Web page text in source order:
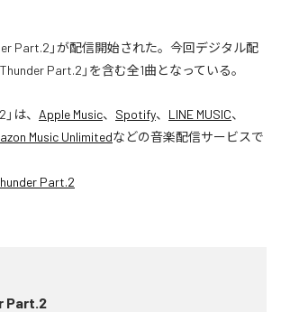
Part.2」が配信開始された。今回デジタル配
Part.2」を含む全1曲となっている。
」は、 Apple Music、 Spotify、 LINE MUSIC、
Music Unlimitedなどの音楽配信サービスで
Part.2
Part.2